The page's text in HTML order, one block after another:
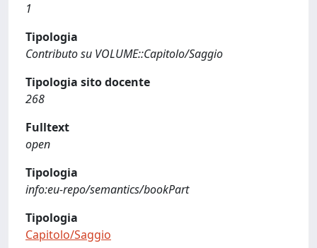
1
Tipologia
Contributo su VOLUME::Capitolo/Saggio
Tipologia sito docente
268
Fulltext
open
Tipologia
info:eu-repo/semantics/bookPart
Tipologia
Capitolo/Saggio